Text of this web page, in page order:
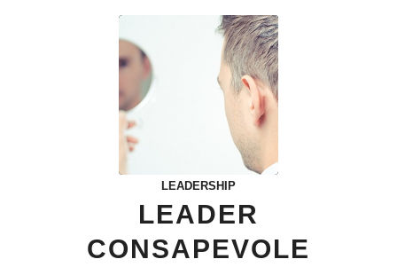
LEADERSHIP
LEADER
CONSAPEVOLE